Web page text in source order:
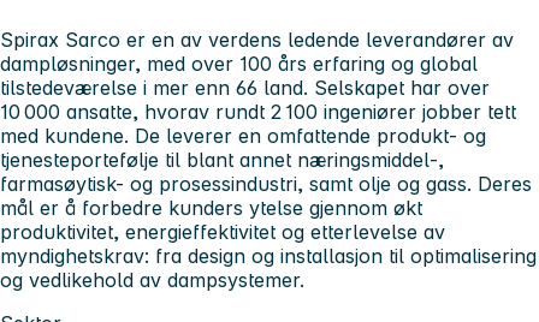
Spirax Sarco er en av verdens ledende leverandører av
dampløsninger, med over 100 års erfaring og global
tilstedeværelse i mer enn 66 land. Selskapet har over
10 000 ansatte, hvorav rundt 2 100 ingeniører jobber tett
med kundene. De leverer en omfattende produkt- og
tjenesteportefølje til blant annet næringsmiddel-,
farmasøytisk- og prosessindustri, samt olje og gass. Deres
mål er å forbedre kunders ytelse gjennom økt
produktivitet, energieffektivitet og etterlevelse av
myndighetskrav: fra design og installasjon til optimalisering
og vedlikehold av dampsystemer.